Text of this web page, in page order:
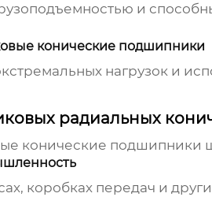
и
конические подшипники
нагрузок и
радиальных
конические подшипники
коробках передач и